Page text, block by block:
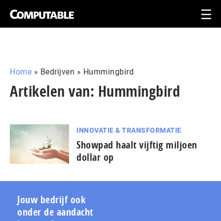
Home » Bedrijven » Hummingbird
Artikelen van: Hummingbird
INNOVATIE & TRANSFORMATIE
Showpad haalt vijftig miljoen
dollar op
Jouw bedrijf ook
onder de aandacht